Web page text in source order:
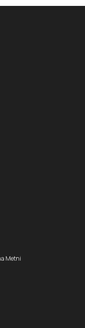
Metni